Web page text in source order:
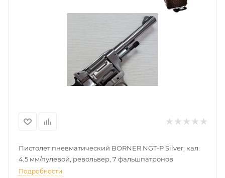
Пистолет пневматический BORNER NGT-P Silver, кал.
4,5 мм/пулевой, револьвер, 7 фальшпатронов
Подробности